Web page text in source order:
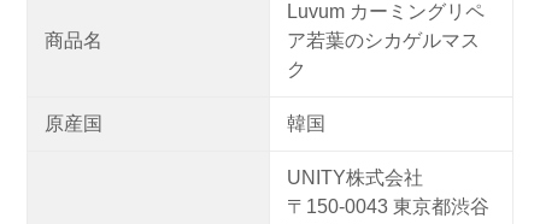
商品名
Luvum カーミングリペ
ア若葉のシカゲルマス
ク
原産国 韓国
UNITY株式会社
〒150-0043 東京都渋谷